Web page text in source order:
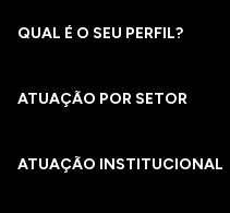
QUAL É O SEU PERFIL?
ATUAÇÃO POR SETOR
ATUAÇÃO INSTITUCIONAL